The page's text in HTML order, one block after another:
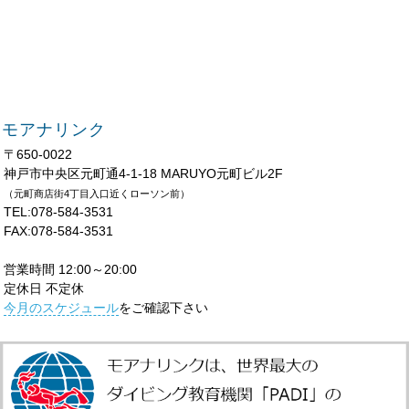
モアナリンク
〒650-0022
神戸市中央区元町通4-1-18 MARUYO元町ビル2F
（元町商店街4丁目入口近くローソン前）
TEL:078-584-3531
FAX:078-584-3531
営業時間 12:00～20:00
定休日 不定休
今月のスケジュールをご確認下さい